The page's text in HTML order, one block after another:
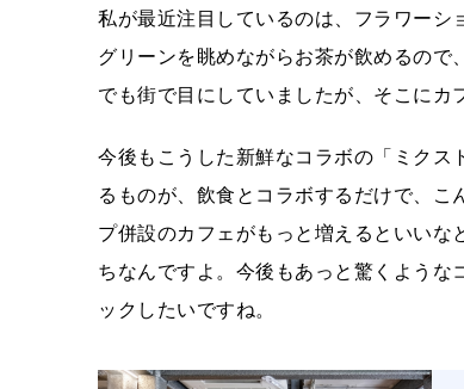
私が最近注目しているのは、フラワーシ
グリーンを眺めながらお茶が飲めるので
でも街で目にしていましたが、そこにカ
今後もこうした新鮮なコラボの「ミクス
るものが、飲食とコラボするだけで、
プ併設のカフェがもっと増えるといい
ちなんですよ。今後もあっと驚くような
ックしたいですね。